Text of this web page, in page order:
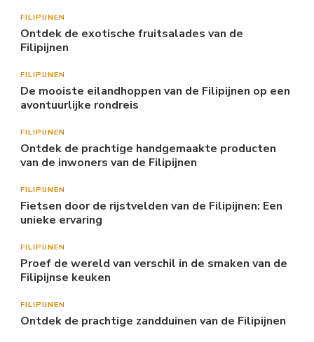
FILIPIJNEN
Ontdek de exotische fruitsalades van de
Filipijnen
FILIPIJNEN
De mooiste eilandhoppen van de Filipijnen op een
avontuurlijke rondreis
FILIPIJNEN
Ontdek de prachtige handgemaakte producten
van de inwoners van de Filipijnen
FILIPIJNEN
Fietsen door de rijstvelden van de Filipijnen: Een
unieke ervaring
FILIPIJNEN
Proef de wereld van verschil in de smaken van de
Filipijnse keuken
FILIPIJNEN
Ontdek de prachtige zandduinen van de Filipijnen